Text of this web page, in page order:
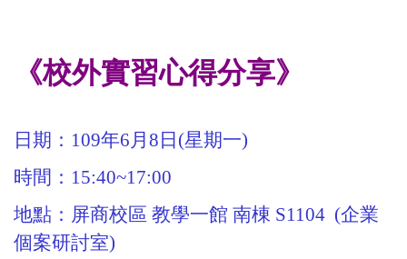
《校外實習心得分享》
日期：109年6月8日(星期一)
時間：15:40~17:00
地點：屏商校區 教學一館 南棟 S1104 (企業
個案研討室)